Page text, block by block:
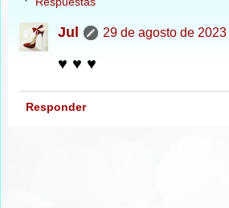
Jul 29 de agosto de
♥ ♥ ♥
Responder